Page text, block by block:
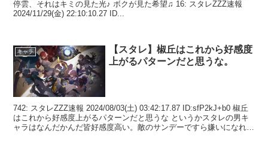
停雲、それはキミの見た光♪ ボクが見た希望♫ 16: スタレZZZ速報
2024/11/29(金) 22:10:10.27 ID...
キャラ
【スタレ】椒丘はこれから好感度
上がるパターンだと思うな。
742: スタレZZZ速報 2024/08/03(土) 03:42:17.87 ID:sfP2kJ+b0 椒丘
はこれから好感度上がるパターンだと思うな というかスタレの男キ
ャラはなんだかんだ皆好感度高い。敵のサンデーですら嫌いになれな